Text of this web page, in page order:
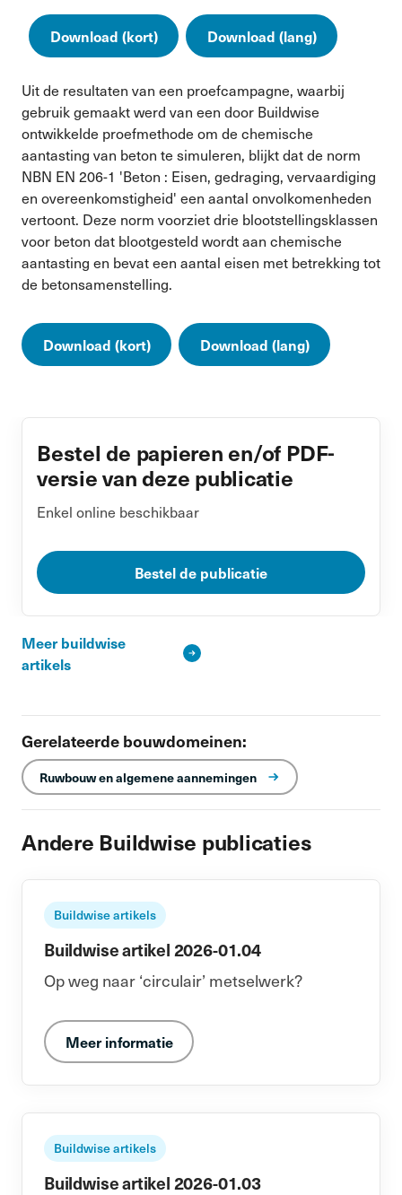
Download (kort) Download (lang)
Uit de resultaten van een proefcampagne, waarbij
gebruik gemaakt werd van een door Buildwise
ontwikkelde proefmethode om de chemische
aantasting van beton te simuleren, blijkt dat de norm
NBN EN 206-1 'Beton : Eisen, gedraging, vervaardiging
en overeenkomstigheid' een aantal onvolkomenheden
vertoont. Deze norm voorziet drie blootstellingsklassen
voor beton dat blootgesteld wordt aan chemische
aantasting en bevat een aantal eisen met betrekking tot
de betonsamenstelling.
Download (kort) Download (lang)
Bestel de papieren en/of PDF-
versie van deze publicatie
Enkel online beschikbaar
Bestel de publicatie
Meer buildwise
artikels
Gerelateerde bouwdomeinen:
Ruwbouw en algemene aannemingen
Andere Buildwise publicaties
Buildwise artikels
Buildwise artikel 2026-01.04
Op weg naar ‘circulair’ metselwerk?
Meer informatie
Buildwise artikels
Buildwise artikel 2026-01.03